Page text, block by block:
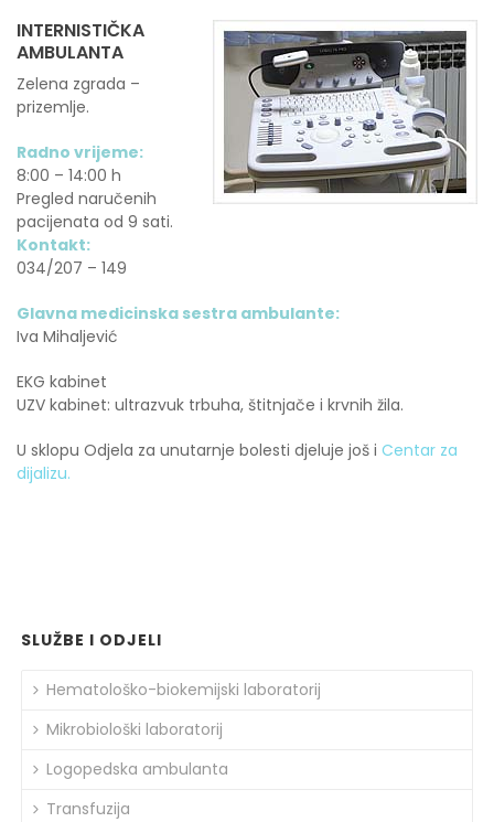
INTERNISTIČKA
AMBULANTA
Zelena zgrada –
prizemlje.
Radno vrijeme:
8:00 – 14:00 h
Pregled naručenih
pacijenata od 9 sati.
Kontakt:
034/207 – 149
Glavna medicinska sestra ambulante:
Iva Mihaljević
EKG kabinet
UZV kabinet: ultrazvuk trbuha, štitnjače i krvnih žila.
U sklopu Odjela za unutarnje bolesti djeluje još i Centar za
dijalizu.
SLUŽBE I ODJELI
Hematološko-biokemijski laboratorij
Mikrobiološki laboratorij
Logopedska ambulanta
Transfuzija